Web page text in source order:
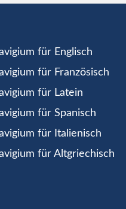
für Englisch
für Französisch
für Latein
für Spanisch
für Italienisch
für Altgriechisch